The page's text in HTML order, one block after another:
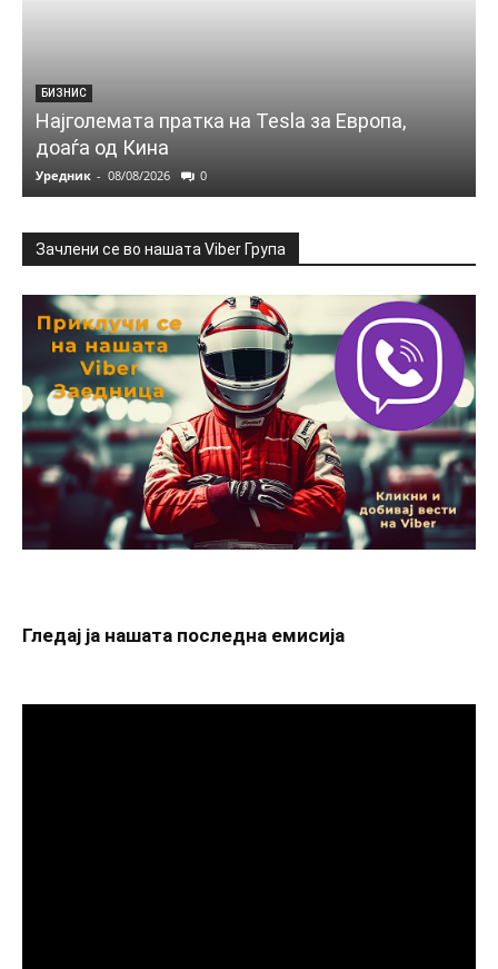
БИЗНИС
Најголемата пратка на Tesla за Европа,
доаѓа од Кина
Уредник - 08/08/2026 0
Зачлени се во нашата Viber Група
Гледај ја нашата последна емисија